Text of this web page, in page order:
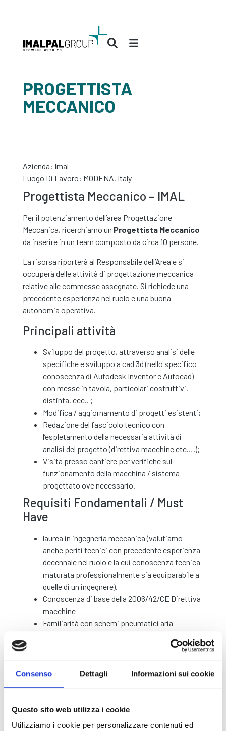
Consenso Dettagli Informazioni sui cookie
Questo sito web utilizza i cookie
Utilizziamo i cookie per personalizzare contenuti ed
PROGETTISTA
MECCANICO
Azienda: Imal
Luogo Di Lavoro: MODENA, Italy
Progettista Meccanico – IMAL
Per il potenziamento dell’area Progettazione
Meccanica, ricerchiamo un Progettista Meccanico
da inserire in un team composto da circa 10 persone.
La risorsa riporterà al Responsabile dell’Area e si
occuperà delle attività di progettazione meccanica
relative alle commesse assegnate. Si richiede una
precedente esperienza nel ruolo e una buona
autonomia operativa.
Principali attività
Sviluppo del progetto, attraverso analisi delle
specifiche e sviluppo a cad 3d (nello specifico
conoscenza di Autodesk Inventor e Autocad)
con messe in tavola, particolari costruttivi,
distinta, ecc.. ;
Modifica / aggiornamento di progetti esistenti;
Redazione del fascicolo tecnico con
l’espletamento della necessaria attività di
analisi del progetto (direttiva macchine etc….);
Visita presso cantiere per verifiche sul
funzionamento della macchina / sistema
progettato ove necessario.
Requisiti Fondamentali / Must
Have
laurea in ingegneria meccanica (valutiamo
anche periti tecnici con precedente esperienza
decennale nel ruolo e la cui conoscenza tecnica
maturata professionalmente sia equiparabile a
quelle di un ingegnere).
Conoscenza di base della 2006/42/CE Direttiva
macchine
Familiarità con schemi pneumatici aria
Familiarità con schemi idraulici oleodinamica
Buona conoscenza della lingua inglese scritta e
parlata (liv. B2 )
Requisiti Preferenziali / Nice to
Have
Capacità di lavorare in gruppo e di